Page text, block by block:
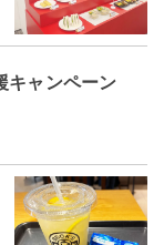
ャンペーン